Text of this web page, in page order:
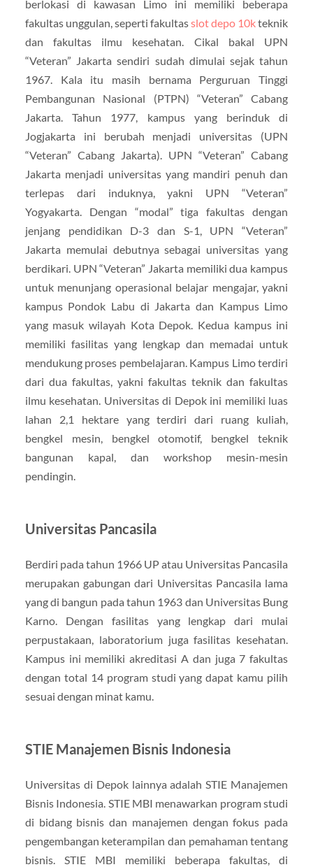
berlokasi di kawasan Limo ini memiliki beberapa
fakultas unggulan, seperti fakultasslot depo 10kteknik
dan fakultas ilmu kesehatan. Cikal bakal UPN
“Veteran” Jakarta sendiri sudah dimulai sejak tahun
1967. Kala itu masih bernama Perguruan Tinggi
Pembangunan Nasional (PTPN) “Veteran” Cabang
Jakarta. Tahun 1977, kampus yang berinduk di
Jogjakarta ini berubah menjadi universitas (UPN
“Veteran” Cabang Jakarta). UPN “Veteran” Cabang
Jakarta menjadi universitas yang mandiri penuh dan
terlepas dari induknya, yakni UPN “Veteran”
Yogyakarta. Dengan “modal” tiga fakultas dengan
jenjang pendidikan D-3 dan S-1, UPN “Veteran”
Jakarta memulai debutnya sebagai universitas yang
berdikari. UPN “Veteran” Jakarta memiliki dua kampus
untuk menunjang operasional belajar mengajar, yakni
kampus Pondok Labu di Jakarta dan Kampus Limo
yang masuk wilayah Kota Depok. Kedua kampus ini
memiliki fasilitas yang lengkap dan memadai untuk
mendukung proses pembelajaran. Kampus Limo terdiri
dari dua fakultas, yakni fakultas teknik dan fakultas
ilmu kesehatan. Universitas di Depok ini memiliki luas
lahan 2,1 hektare yang terdiri dari ruang kuliah,
bengkel mesin, bengkel otomotif, bengkel teknik
bangunan kapal, dan workshop mesin-mesin
pendingin.
Universitas Pancasila
Berdiri pada tahun 1966 UP atau Universitas Pancasila
merupakan gabungan dari Universitas Pancasila lama
yang di bangun pada tahun 1963 dan Universitas Bung
Karno. Dengan fasilitas yang lengkap dari mulai
perpustakaan, laboratorium juga fasilitas kesehatan.
Kampus ini memiliki akreditasi A dan juga 7 fakultas
dengan total 14 program studi yang dapat kamu pilih
sesuai dengan minat kamu.
STIE Manajemen Bisnis Indonesia
Universitas di Depok lainnya adalah STIE Manajemen
Bisnis Indonesia. STIE MBI menawarkan program studi
di bidang bisnis dan manajemen dengan fokus pada
pengembangan keterampilan dan pemahaman tentang
bisnis. STIE MBI memiliki beberapa fakultas, di